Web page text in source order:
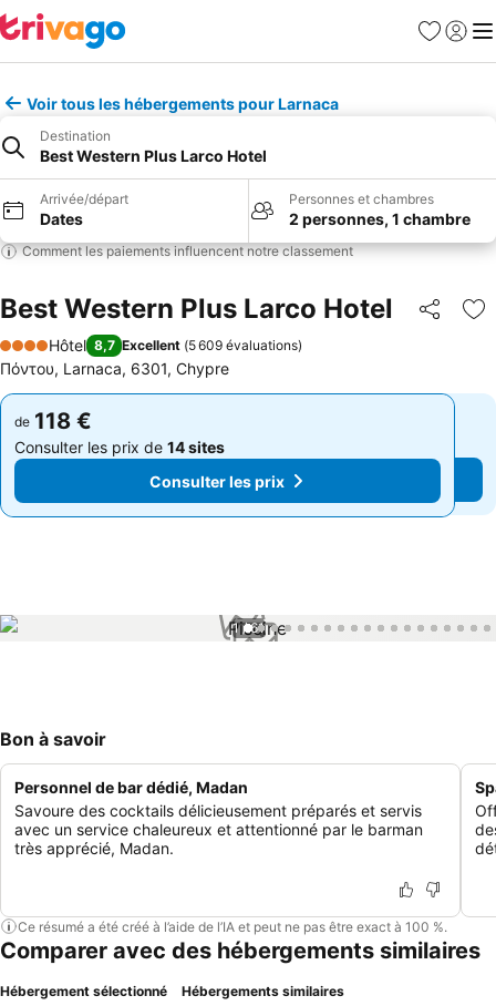
Favoris
Se
Voir tous les hébergements pour Larnaca
Destination
Best Western Plus Larco Hotel
Arrivée/départ
Dates
Personnes et chambres
2 personnes, 1 chambre
Comment les paiements influencent notre classement
Best Western Plus Larco Hotel Partager
4 Étoiles
Hôtel 8,7 Excellent (5 609 évaluations)
Πόντου, Larnaca, 6301, Chypre
de 118 €
Consulter les prix de 14 sites
Consulter les prix
de 118 €
Consulter les prix de 14 sites
Consulter les prix
1 / 61
Bon à savoir
Personnel de bar dédié, Madan
Savoure des cocktails délicieusement préparés et servis
avec un service chaleureux et attentionné par le barman
très apprécié, Madan.
Ce résumé a été créé à l’aide de l’IA et peut ne pas être exact à 100 %.
Comparer avec des hébergements similaires
Hébergement sélectionné Hébergements similaires